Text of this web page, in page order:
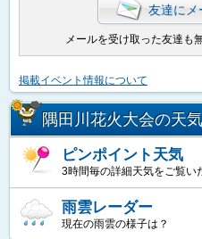
友達にメ
メールを受け取った友達も
掲載イベント情報について
隅田川花火大会の天
ピンポイント天気
3時間毎の詳細天気をご覧い
雨雲レーダー
現在の雨雲の様子は？